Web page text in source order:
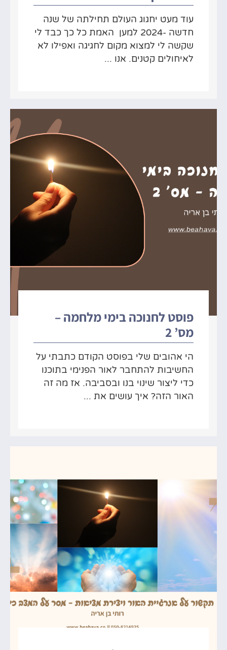
עוד מעט יחגוג העולם תחילתה של שנה
חדשה -2024 למען האמת כל כך כבד לי
שקשה לי למצוא מקום לחגיגה ואפילו לא
לאיחולים קטנים. אנו ...
פוסט לחנוכה בימי מלחמה –
מס’ 2
הי אהובים שלי בפוסט הקודם כתבתי על
החשיבות להתחבר לאור הפנימי בתוכנו
כדי ליצור שינוי בנו ובסביבה. אז מה זה
האור הזה? איך עושים את ...